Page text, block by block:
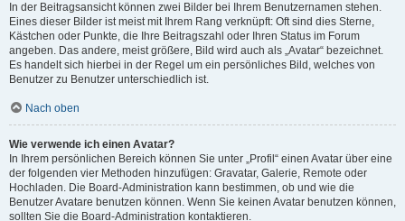
In der Beitragsansicht können zwei Bilder bei Ihrem Benutzernamen stehen.
Eines dieser Bilder ist meist mit Ihrem Rang verknüpft: Oft sind dies Sterne,
Kästchen oder Punkte, die Ihre Beitragszahl oder Ihren Status im Forum
angeben. Das andere, meist größere, Bild wird auch als „Avatar“ bezeichnet.
Es handelt sich hierbei in der Regel um ein persönliches Bild, welches von
Benutzer zu Benutzer unterschiedlich ist.
Nach oben
Wie verwende ich einen Avatar?
In Ihrem persönlichen Bereich können Sie unter „Profil“ einen Avatar über eine
der folgenden vier Methoden hinzufügen: Gravatar, Galerie, Remote oder
Hochladen. Die Board-Administration kann bestimmen, ob und wie die
Benutzer Avatare benutzen können. Wenn Sie keinen Avatar benutzen können,
sollten Sie die Board-Administration kontaktieren.